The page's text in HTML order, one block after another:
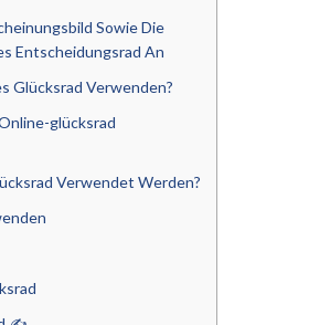
Sowie Die
Entscheidungsrad An
Glücksrad Verwenden?
glücksrad
Verwendet Werden?